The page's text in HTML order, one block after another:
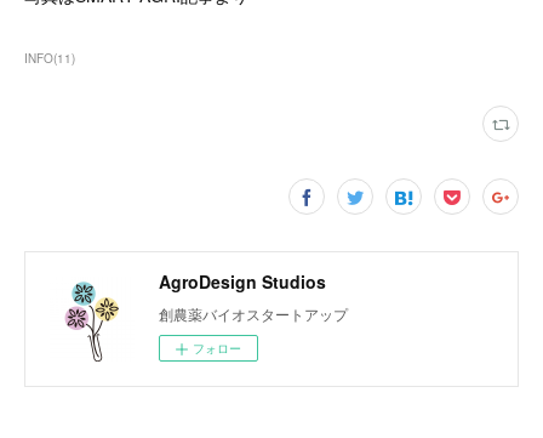
INFO(11)
AgroDesign Studios
創農薬バイオスタートアップ
フォロー